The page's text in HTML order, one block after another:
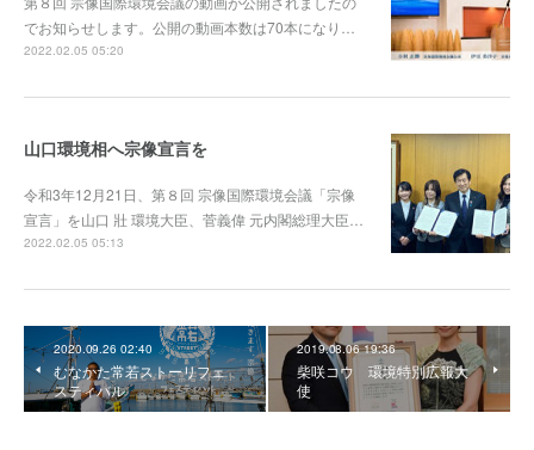
でお知らせします。公開の動画本数は70本になり…
2022.02.05 05:20
山口環境相へ宗像宣言を
令和3年12月21日、第８回 宗像国際環境会議「宗像
宣言」を山口 壯 環境大臣、菅義偉 元内閣総理大臣…
2022.02.05 05:13
2020.09.26 02:40
むなかた常若ストーリフェ
スティバル
2019.08.06 19:36
柴咲コウ 環境特別広報大
使